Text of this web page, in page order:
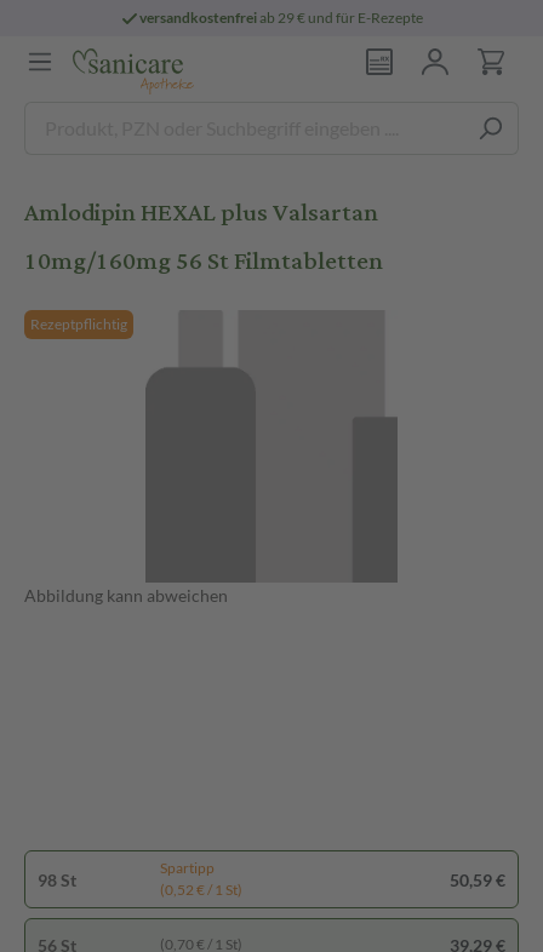
versandkostenfreiab 29 € und für E-Rezepte
Amlodipin HEXAL plus Valsartan
10mg/160mg 56 St Filmtabletten
Rezeptpflichtig
Abbildung kann abweichen
98 St
Spartipp
(0,52 € / 1 St)
50,59 €
56 St (0,70 € / 1 St) 39,29 €